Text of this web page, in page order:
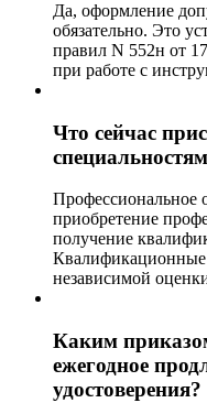
Да, оформление
обязательно. Это
правил N 552н от
при работе с
Что сейчас
Профессиональное
приобретение
получение
Квалификационные
независимой
Каким
ежегодное
удостоверения?